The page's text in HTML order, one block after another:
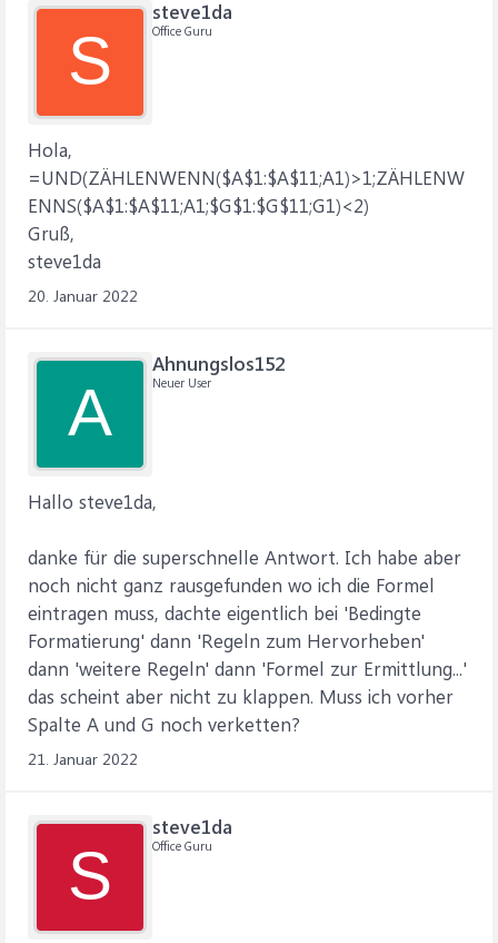
S
steve1da
Office Guru
Hola,
=UND(ZÄHLENWENN($A$1:$A$11;A1)>1;ZÄHLENW
ENNS($A$1:$A$11;A1;$G$1:$G$11;G1)<2)
Gruß,
steve1da
20. Januar 2022
A
Ahnungslos152
Neuer User
Hallo steve1da,
danke für die superschnelle Antwort. Ich habe aber
noch nicht ganz rausgefunden wo ich die Formel
eintragen muss, dachte eigentlich bei 'Bedingte
Formatierung' dann 'Regeln zum Hervorheben'
dann 'weitere Regeln' dann 'Formel zur Ermittlung...'
das scheint aber nicht zu klappen. Muss ich vorher
Spalte A und G noch verketten?
21. Januar 2022
S
steve1da
Office Guru